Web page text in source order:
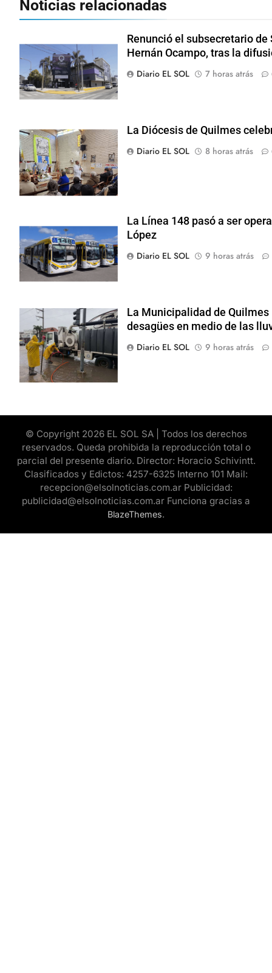
Noticias relacionadas
Renunció el subsecretario
Hernán Ocampo, tras la
Diario EL SOL
7 horas atrás
La Diócesis de Quilmes
Diario EL SOL
8 horas atrás
La Línea 148 pasó a ser
López
Diario EL SOL
9 horas atrás
La Municipalidad de
desagües en medio de las
Diario EL SOL
9 horas atrás
© Copyright 2026 EL SOL SA | Todos los derechos
reservados. Queda prohibida la reproducción total o
parcial del presente diario. Director: Horacio Schivintt.
Clasificados y Edictos: 4257-6325 Interno 101 Mail:
recepcion@elsolnoticias.com.ar Publicidad:
publicidad@elsolnoticias.com.ar Funciona gracias a
BlazeThemes.